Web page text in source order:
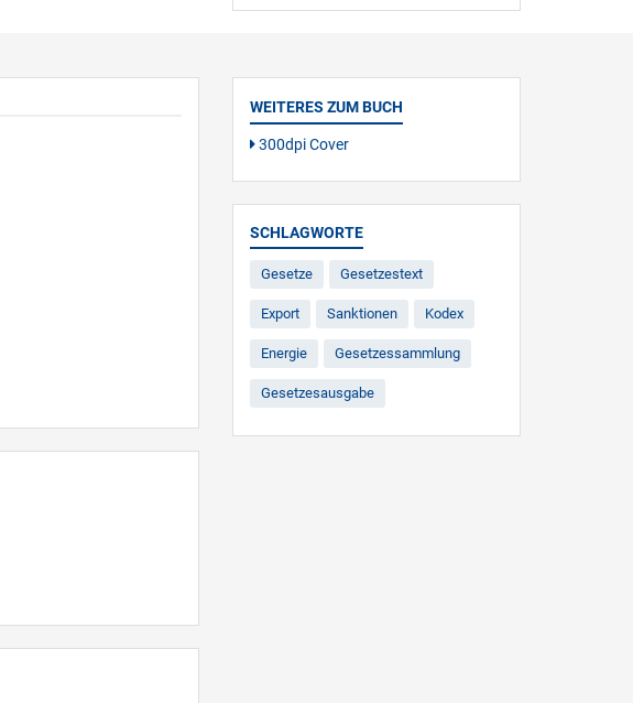
WEITERES ZUM BUCH
300dpi Cover
SCHLAGWORTE
Gesetze Gesetzestext
Export Sanktionen Kodex
Energie Gesetzessammlung
Gesetzesausgabe